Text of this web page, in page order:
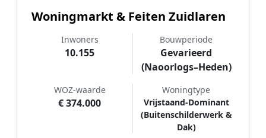
Woningmarkt & Feiten Zuidlaren
Inwoners
10.155
Bouwperiode
Gevarieerd
(Naoorlogs–Heden)
WOZ-waarde
€ 374.000
Woningtype
Vrijstaand-Dominant
(Buitenschilderwerk &
Dak)